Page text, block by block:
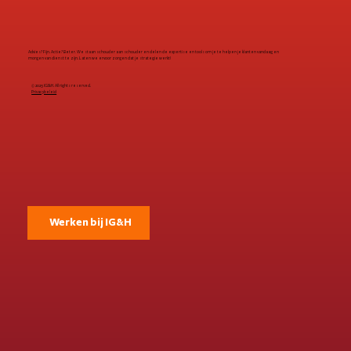
Advies? Fijn. Actie? Beter. We staan schouder aan schouder en delen de expertise en tools om je te helpen je klanten vandaag en
morgen van dienst te zijn. Laten we ervoor zorgen dat je strategie werkt!
© 2025 IG&H. All rights reserved.
Privacybeleid
Werken bij IG&H